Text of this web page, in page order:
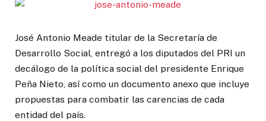
José Antonio Meade titular de la Secretaría de
Desarrollo Social, entregó a los diputados del PRI un
decálogo de la política social del presidente Enrique
Peña Nieto, así como un documento anexo que incluye
propuestas para combatir las carencias de cada
entidad del país.